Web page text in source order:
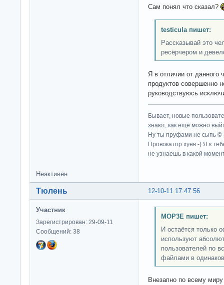
Сам понял что сказал?
testicula пишет:
Рассказывай это
ресёрчером и
Я в отличии от данного
продуктов совершенно
руководствуюсь
Бывает, новые
знают, как ещё можно
Ну ты пруфами не сыпь ©
Провокатор хуев -) Я к
не узнаешь в какой
Неактивен
12-10-11 17:47:56
Тюлень
Участник
Зарегистрирован: 29-09-11
Сообщений: 38
MOP3E пишет:
И остаётся только
используют
пользователей по
файлами в
Внезапно по всему